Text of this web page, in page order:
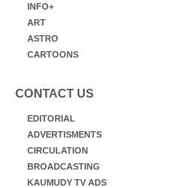
INFO+
ART
ASTRO
CARTOONS
CONTACT US
EDITORIAL
ADVERTISMENTS
CIRCULATION
BROADCASTING
KAUMUDY TV ADS